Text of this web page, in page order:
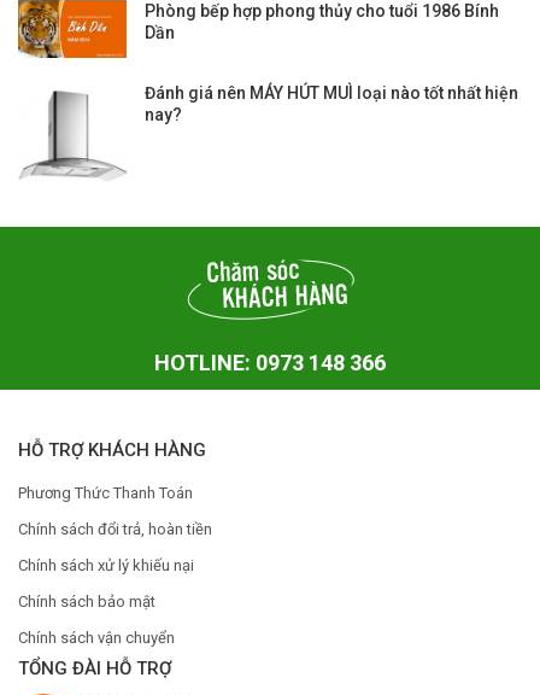
Phòng bếp hợp phong thủy cho tuổi 1986 Bính
Dần
Đánh giá nên MÁY HÚT MUÌ loại nào tốt nhất hiện
nay?
HOTLINE: 0973 148 366
HỖ TRỢ KHÁCH HÀNG
Phương Thức Thanh Toán
Chính sách đổi trả, hoàn tiền
Chính sách xử lý khiếu nại
Chính sách bảo mật
Chính sách vận chuyển
TỔNG ĐÀI HỖ TRỢ